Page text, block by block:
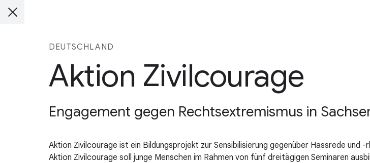
DEUTSCHLAND
Aktion Zivilcourage
Engagement gegen Rechtsextremismus in
Aktion Zivilcourage ist ein Bildungsprojekt zur Sensibilisierung gegenüber Hassrede
Aktion Zivilcourage soll junge Menschen im Rahmen von fünf dreitägigen Seminaren